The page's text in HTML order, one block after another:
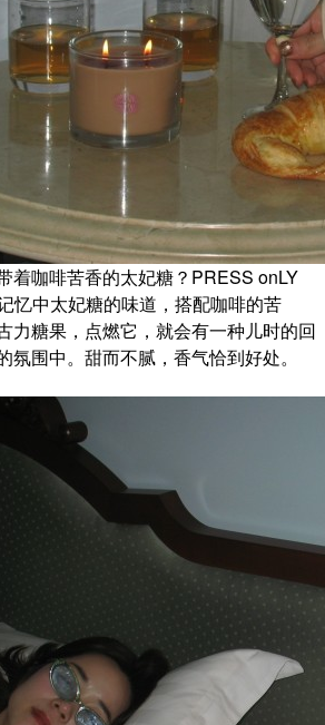
着咖啡苦香的太妃糖？PRESS onLY
忆中太妃糖的味道，搭配咖啡的苦
力糖果，点燃它，就会有一种儿时的回
氛围中。甜而不腻，香气恰到好处。